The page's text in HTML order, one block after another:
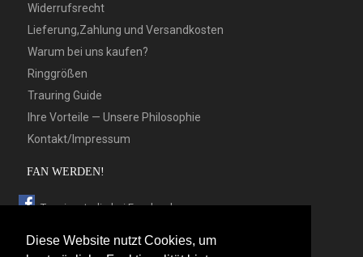
Diese Website nutzt Cookies, um
Widerrufsrecht
Lieferung,Zahlung und Versandkosten
Warum bei uns kaufen?
Ringgrößen
Trauring Guide
Ihre Vorteile — Unsere Philosophie
Kontakt/Impressum
FAN WERDEN!
Trauringstudio bei Facebook